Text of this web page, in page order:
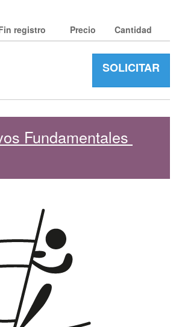
registro Precio Cantidad
SOLICITAR
Fundamentales